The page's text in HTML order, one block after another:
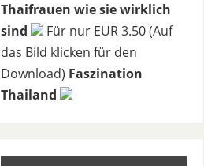
Thaifrauen wie sie wirklich
sind
Für nur EUR 3.50 (Auf
das Bild klicken für den
Download) Faszination
Thailand